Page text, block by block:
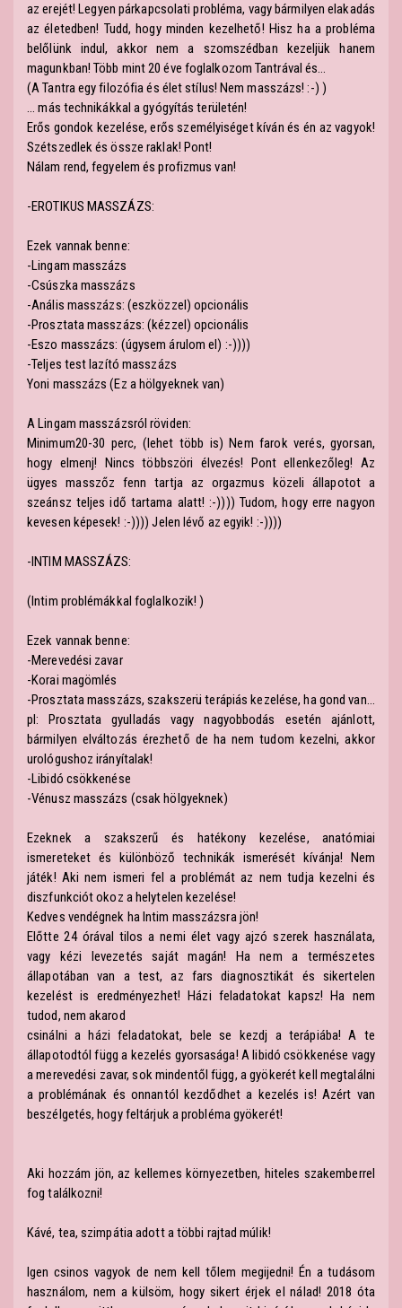
az erejét! Legyen párkapcsolati probléma, vagy bármilyen elakadás
az életedben! Tudd, hogy minden kezelhető! Hisz ha a probléma
belőlünk indul, akkor nem a szomszédban kezeljük hanem
magunkban! Több mint 20 éve foglalkozom Tantrával és...
(A Tantra egy filozófia és élet stílus! Nem masszázs! :-) )
... más technikákkal a gyógyítás területén!
Erős gondok kezelése, erős személyiséget kíván és én az vagyok!
Szétszedlek és össze raklak! Pont!
Nálam rend, fegyelem és profizmus van!
-EROTIKUS MASSZÁZS:
Ezek vannak benne:
-Lingam masszázs
-Csúszka masszázs
-Anális masszázs: (eszközzel) opcionális
-Prosztata masszázs: (kézzel) opcionális
-Eszo masszázs: (úgysem árulom el) :-))))
-Teljes test lazító masszázs
Yoni masszázs (Ez a hölgyeknek van)
A Lingam masszázsról röviden:
Minimum20-30 perc, (lehet több is) Nem farok verés, gyorsan,
hogy elmenj! Nincs többszöri élvezés! Pont ellenkezőleg! Az
ügyes masszőz fenn tartja az orgazmus közeli állapotot a
szeánsz teljes idő tartama alatt! :-)))) Tudom, hogy erre nagyon
kevesen képesek! :-)))) Jelen lévő az egyik! :-))))
-INTIM MASSZÁZS:
(Intim problémákkal foglalkozik! )
Ezek vannak benne:
-Merevedési zavar
-Korai magömlés
-Prosztata masszázs, szakszerü terápiás kezelése, ha gond van...
pl: Prosztata gyulladás vagy nagyobbodás esetén ajánlott,
bármilyen elváltozás érezhető de ha nem tudom kezelni, akkor
urológushoz irányítalak!
-Libidó csökkenése
-Vénusz masszázs (csak hölgyeknek)
Ezeknek a szakszerű és hatékony kezelése, anatómiai
ismereteket és különböző technikák ismerését kívánja! Nem
játék! Aki nem ismeri fel a problémát az nem tudja kezelni és
diszfunkciót okoz a helytelen kezelése!
Kedves vendégnek ha Intim masszázsra jön!
Előtte 24 órával tilos a nemi élet vagy ajzó szerek használata,
vagy kézi levezetés saját magán! Ha nem a természetes
állapotában van a test, az fars diagnosztikát és sikertelen
kezelést is eredményezhet! Házi feladatokat kapsz! Ha nem
tudod, nem akarod
csinálni a házi feladatokat, bele se kezdj a terápiába! A te
állapotodtól függ a kezelés gyorsasága! A libidó csökkenése vagy
a merevedési zavar, sok mindentől függ, a gyökerét kell megtalálni
a problémának és onnantól kezdődhet a kezelés is! Azért van
beszélgetés, hogy feltárjuk a probléma gyökerét!
Aki hozzám jön, az kellemes környezetben, hiteles szakemberrel
fog találkozni!
Kávé, tea, szimpátia adott a többi rajtad múlik!
Igen csinos vagyok de nem kell tőlem megijedni! Én a tudásom
használom, nem a külsöm, hogy sikert érjek el nálad! 2018 óta